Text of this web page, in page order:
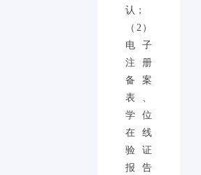
认；
（2）
电子
注册
备案
表、
学位
在线
验证
报告